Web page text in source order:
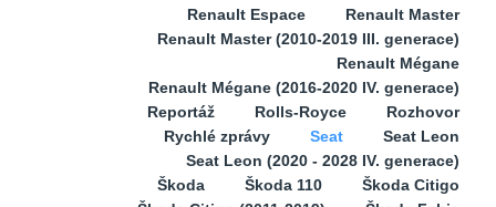
Renault Espace
Renault Master
Renault Master (2010-2019 III. generace)
Renault Mégane
Renault Mégane (2016-2020 IV. generace)
Reportáž
Rolls-Royce
Rozhovor
Rychlé zprávy
Seat
Seat Leon
Seat Leon (2020 - 2028 IV. generace)
Škoda
Škoda 110
Škoda Citigo